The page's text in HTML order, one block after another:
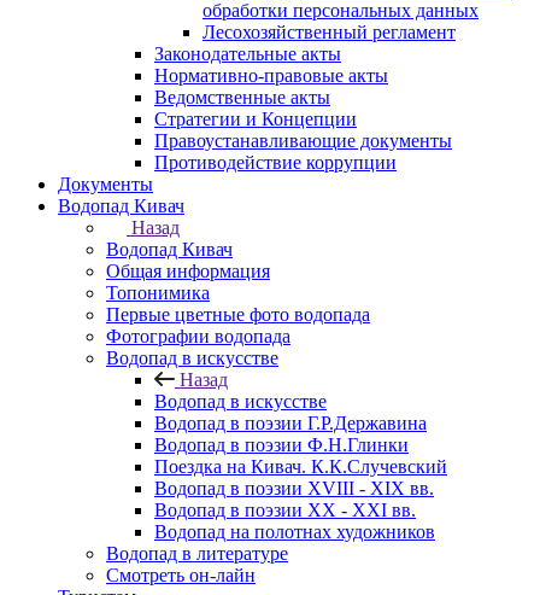
обработки персональных данных
Лесохозяйственный регламент
Законодательные акты
Нормативно-правовые акты
Ведомственные акты
Стратегии и Концепции
Правоустанавливающие документы
Противодействие коррупции
Документы
Водопад Кивач
Назад
Водопад Кивач
Общая информация
Топонимика
Первые цветные фото водопада
Фотографии водопада
Водопад в искусстве
Назад
Водопад в искусстве
Водопад в поэзии Г.Р.Державина
Водопад в поэзии Ф.Н.Глинки
Поездка на Кивач. К.К.Случевский
Водопад в поэзии XVIII - XIX вв.
Водопад в поэзии XX - XXI вв.
Водопад на полотнах художников
Водопад в литературе
Смотреть он-лайн